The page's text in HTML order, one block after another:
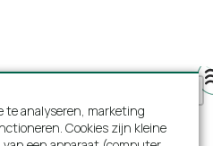
alles erop en
te analyseren, marketing
Cookies zijn kleine